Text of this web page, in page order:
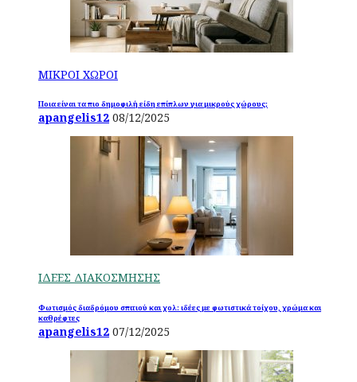
ΜΙΚΡΟΙ ΧΩΡΟΙ
Ποια είναι τα πιο δημοφιλή είδη επίπλων για μικρούς χώρους;
apangelis12 08/12/2025
ΙΔΕΕΣ ΔΙΑΚΟΣΜΗΣΗΣ
Φωτισμός διαδρόμου σπιτιού και χολ: ιδέες με φωτιστικά τοίχου, χρώμα και
καθρέφτες
apangelis12 07/12/2025